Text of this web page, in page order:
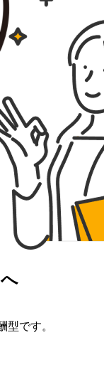
型です。